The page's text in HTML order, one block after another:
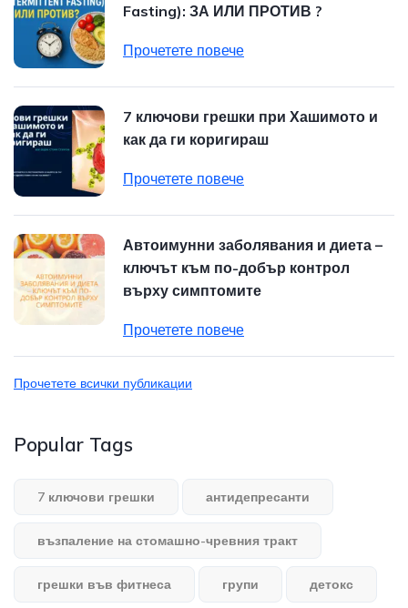
Fasting): ЗА ИЛИ ПРОТИВ ?
Прочетете повече
7 ключови грешки при Хашимото и
как да ги коригираш
Прочетете повече
Автоимунни заболявания и диета –
ключът към по-добър контрол
върху симптомите
Прочетете повече
Прочетете всички публикации
Popular Tags
7 ключови грешки антидепресанти
възпаление на стомашно-чревния тракт
грешки във фитнеса групи детокс